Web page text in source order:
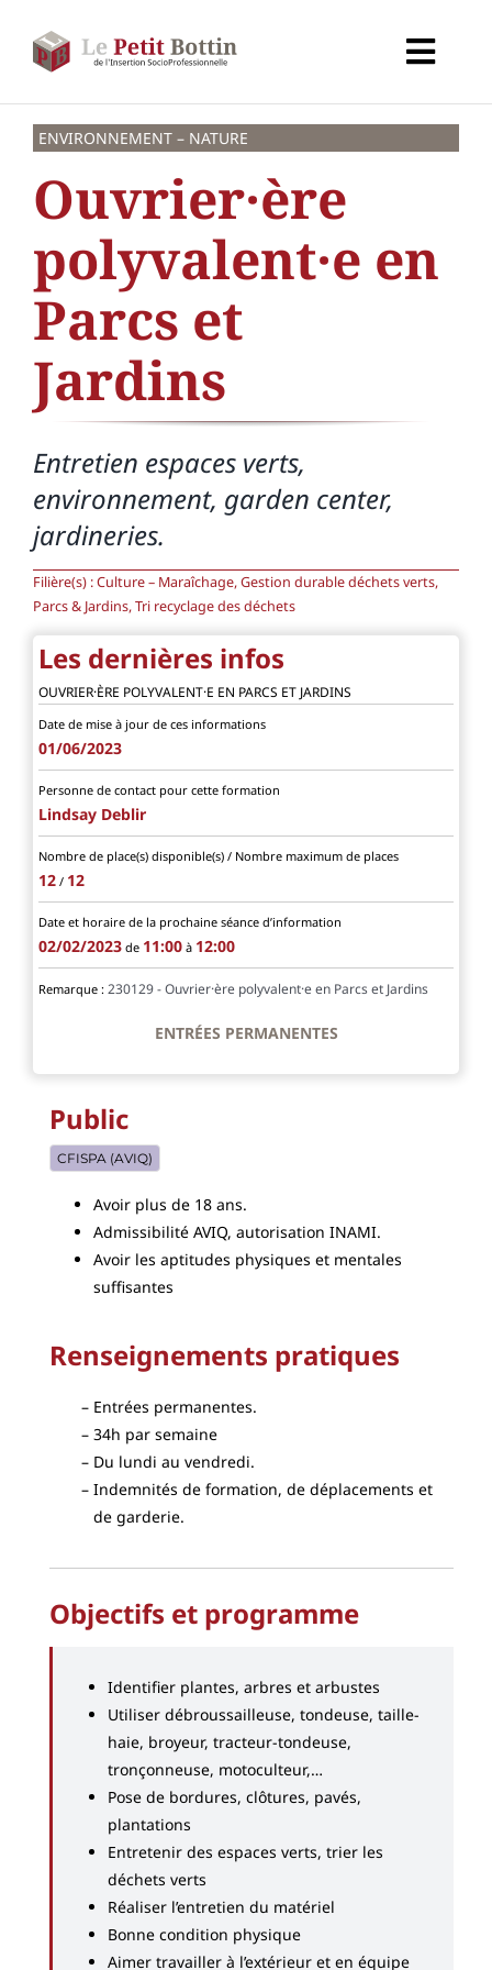
contenu
Types d’organismes
Organismes
Secteurs
Partenaires
À propos de CALIF
ENVIRONNEMENT – NATURE
Ouvrier·ère
polyvalent·e en
Parcs et
Jardins
Entretien espaces verts,
environnement, garden center,
jardineries.
Filière(s) : Culture – Maraîchage, Gestion durable déchets verts,
Parcs & Jardins, Tri recyclage des déchets
Les dernières infos
OUVRIER·ÈRE POLYVALENT·E EN PARCS ET JARDINS
Date de mise à jour de ces informations
01/06/2023
Personne de contact pour cette formation
Lindsay Deblir
Nombre de place(s) disponible(s) / Nombre maximum de places
12 / 12
Date et horaire de la prochaine séance d’information
02/02/2023 de 11:00 à 12:00
Remarque : 230129 - Ouvrier·ère polyvalent·e en Parcs et Jardins
ENTRÉES PERMANENTES
Public
CFISPA (AVIQ)
Avoir plus de 18 ans.
Admissibilité AVIQ, autorisation INAMI.
Avoir les aptitudes physiques et mentales
suffisantes
Renseignements pratiques
Entrées permanentes.
34h par semaine
Du lundi au vendredi.
Indemnités de formation, de déplacements et
de garderie.
Objectifs et programme
Identifier plantes, arbres et arbustes
Utiliser débroussailleuse, tondeuse, taille-
haie, broyeur, tracteur-tondeuse,
tronçonneuse, motoculteur,…
Pose de bordures, clôtures, pavés,
plantations
Entretenir des espaces verts, trier les
déchets verts
Réaliser l’entretien du matériel
Bonne condition physique
Aimer travailler à l’extérieur et en équipe